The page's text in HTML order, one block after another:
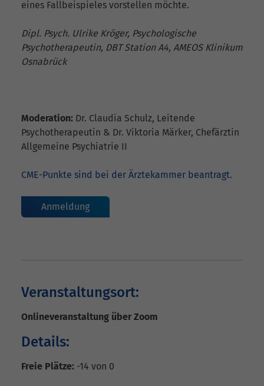
eines Fallbeispieles vorstellen möchte.
Dipl. Psych. Ulrike Kröger, Psychologische
Psychotherapeutin, DBT Station A4, AMEOS Klinikum
Osnabrück
Moderation: Dr. Claudia Schulz, Leitende
Psychotherapeutin & Dr. Viktoria Märker, Chefärztin
Allgemeine Psychiatrie II
CME-Punkte sind bei der Ärztekammer beantragt.
Anmeldung
Veranstaltungsort:
Onlineveranstaltung über Zoom
Details:
Freie Plätze: -14 von 0